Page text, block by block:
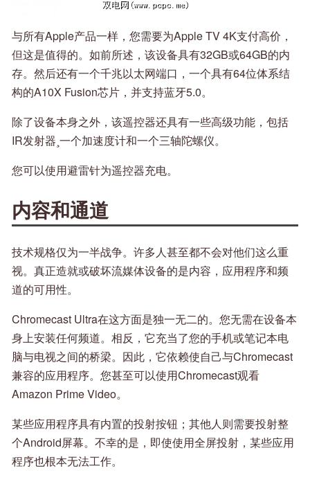
与所有Apple产品一样，您需要为Apple TV 4K支付高价，
但这是值得的。如前所述，该设备具有32GB或64GB的内
存。然后还有一个千兆以太网端口，一个具有64位体系结
构的A10X Fusion芯片，并支持蓝牙5.0。
除了设备本身之外，该遥控器还具有一些高级功能，包括
IR发射器¸一个加速度计和一个三轴陀螺仪。
您可以使用避雷针为遥控器充电。
内容和通道
技术规格仅为一半战争。许多人甚至都不会对他们这么重
视。真正造就或破坏流媒体设备的是内容，应用程序和频
道的可用性。
Chromecast Ultra在这方面是独一无二的。您无需在设备本
身上安装任何频道。相反，它充当了您的手机或笔记本电
脑与电视之间的桥梁。因此，它依赖使自己与Chromecast
兼容的应用程序。您甚至可以使用Chromecast观看
Amazon Prime Video。
某些应用程序具有内置的投射按钮；其他人则需要投射整
个Android屏幕。不幸的是，即使使用全屏投射，某些应用
程序也根本无法工作。